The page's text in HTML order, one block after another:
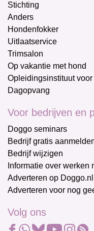
Stichting
Anders
Hondenfokker
Uitlaatservice
Trimsalon
Op vakantie met hond
Opleidingsinstituut
Dagopvang
Voor bedrijven en
Doggo seminars
Bedrijf gratis
Bedrijf wijzigen
Informatie over werken
Adverteren op Doggo.nl
Adverteren voor nog
Volg ons